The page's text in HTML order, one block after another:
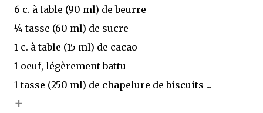
6 c. à table (90 ml) de beurre
¼ tasse (60 ml) de sucre
1 c. à table (15 ml) de cacao
1 oeuf, légèrement battu
1 tasse (250 ml) de chapelure de biscuits ...
+